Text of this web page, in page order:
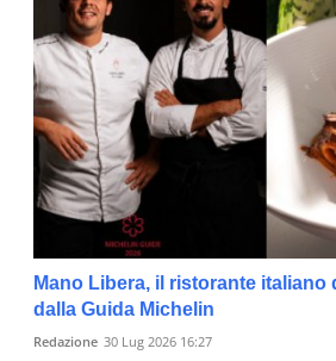
Mano Libera, il ristorante italiano
dalla Guida Michelin
Redazione 30 Lug 2026 16:27